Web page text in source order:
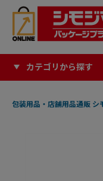
カテゴリから探す
包装用品・店舗用品通販